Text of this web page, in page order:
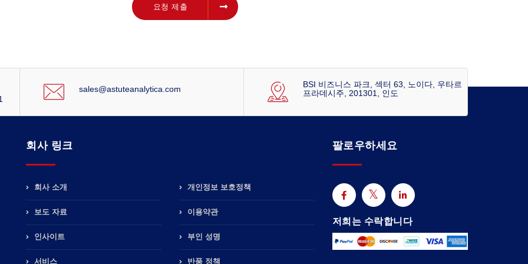
요청 제출
sales@astuteanalytica.com
BSI 비즈니스 파크, 섹터 63, 노이다, 우타르
프라데시주, 201301, 인도
회사 링크
회사 소개
보도 자료
인사이트
서비스
개인정보 보호정책
이용약관
부인 성명
반품 정책
팔로우하세요
저희는 수락합니다